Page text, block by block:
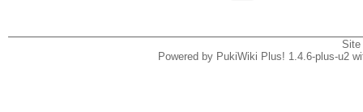
Powered by PukiWiki Plus! 1.4.6-plus-u2